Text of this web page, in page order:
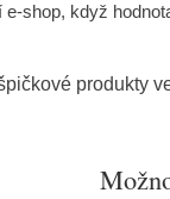
shop, když
produkty